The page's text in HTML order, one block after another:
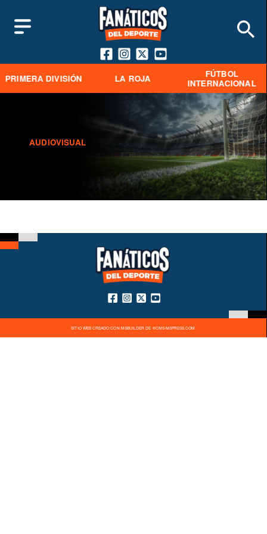
PRIMERA DIVISIÓN LA ROJA
FÚTBOL
INTERNACIONAL
AUDIOVISUAL
SITIO WEB CREADO CON MSBUILDER DE ®CMS-MSPRESS.COM